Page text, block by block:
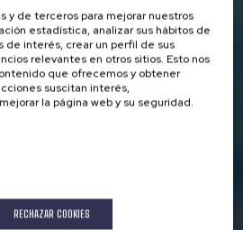
y de terceros para mejorar nuestros
estadística, analizar sus hábitos de
de interés, crear un perfil de sus
relevantes en otros sitios. Esto nos
que ofrecemos y obtener
suscitan interés,
la página web y su seguridad.
RECHAZAR COOKIES